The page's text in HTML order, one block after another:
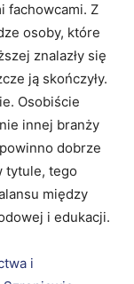
fachowcami. Z
osoby, które
znalazły się
ją skończyły.
Osobiście
innej branży
dobrze
tytule, tego
między
i edukacji.
i